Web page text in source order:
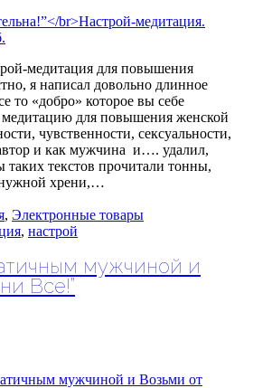
медитация для повышения
я написал довольно длинное
то «добро» которое вы себе
для повышения женской
чувственности, сексуальности,
и как мужчина и…. удалил,
таких текстов прочитали тонны,
хрени,…
, Электронные товары
, настрой
мужчиной и
Все!”